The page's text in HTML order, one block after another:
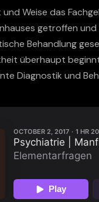
Weise das
getroffen
Behandlung
überhaupt
Diagnostik und